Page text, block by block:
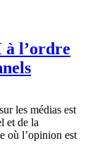
l’ordre
les médias est
et de la
où l’opinion est